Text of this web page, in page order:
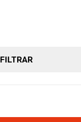
FILTRAR